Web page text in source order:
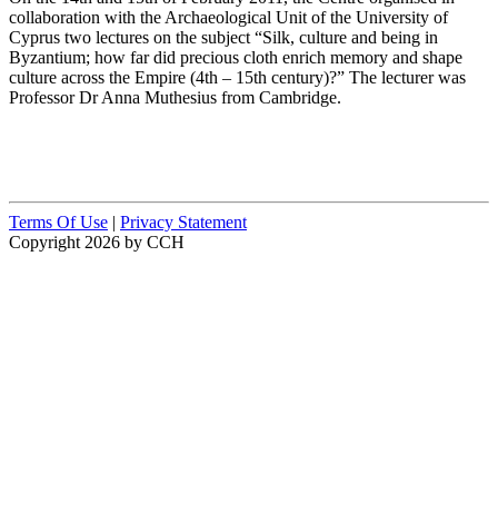
collaboration with the Archaeological Unit of the University of
Cyprus two lectures on the subject “Silk, culture and being in
Byzantium; how far did precious cloth enrich memory and shape
culture across the Empire (4th – 15th century)?” The lecturer was
Professor Dr Anna Muthesius from Cambridge.
Terms Of Use | Privacy Statement
Copyright 2026 by CCH